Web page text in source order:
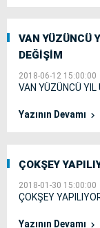
VAN YÜZÜNCÜ
DEĞİŞİM
2018-06-12 15:00:00
VAN YÜZÜNCÜ YIL
Yazının Devamı
ÇOKŞEY
2018-01-30 15:00:00
ÇOKŞEY
Yazının Devamı